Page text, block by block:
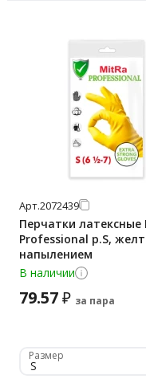
Арт.2072439
Перчатки
Professional р.S,
напылением
В наличии
79.57₽ за пара
Размер
S